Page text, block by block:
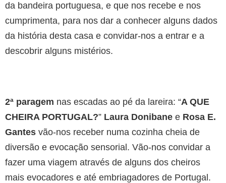
da bandeira portuguesa, e que nos recebe e nos
cumprimenta, para nos dar a conhecer alguns dados
da história desta casa e convidar-nos a entrar e a
descobrir alguns mistérios.
2ª paragem nas escadas ao pé da lareira: “A QUE
CHEIRA PORTUGAL?” Laura Donibane e Rosa E.
Gantes vão-nos receber numa cozinha cheia de
diversão e evocação sensorial. Vão-nos convidar a
fazer uma viagem através de alguns dos cheiros
mais evocadores e até embriagadores de Portugal.